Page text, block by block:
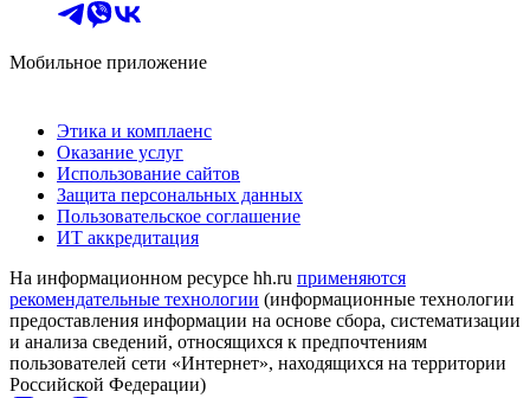
Мобильное приложение
Этика и комплаенс
Оказание услуг
Использование сайтов
Защита персональных данных
Пользовательское соглашение
ИТ аккредитация
На информационном ресурсе hh.ru применяются
рекомендательные технологии (информационные технологии
предоставления информации на основе сбора, систематизации
и анализа сведений, относящихся к предпочтениям
пользователей сети «Интернет», находящихся на территории
Российской Федерации)